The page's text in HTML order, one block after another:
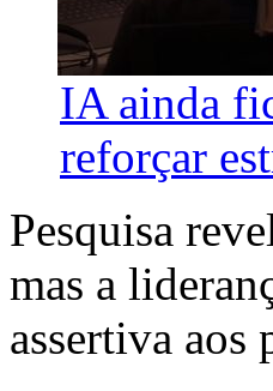
IA ainda
reforçar
Pesquisa
mas a
assertiva aos